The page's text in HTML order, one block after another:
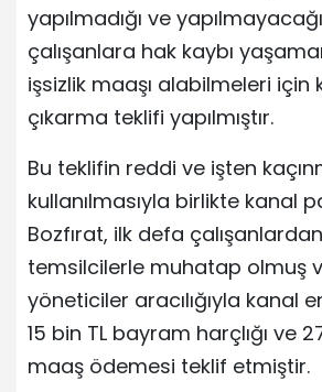
yapılmadığı ve
çalışanlara hak kaybı
işsizlik maaşı alabilmeleri için
çıkarma teklifi yapılmıştır.
Bu teklifin reddi ve işten
kullanılmasıyla birlikte kanal
Bozfırat, ilk defa
temsilcilerle muhatap olmuş
yöneticiler aracılığıyla kanal
15 bin TL bayram harçlığı ve
maaş ödemesi teklif etmiştir.